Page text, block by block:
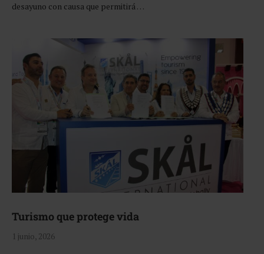
desayuno con causa que permitirá …
Turismo que protege vida
1 junio, 2026